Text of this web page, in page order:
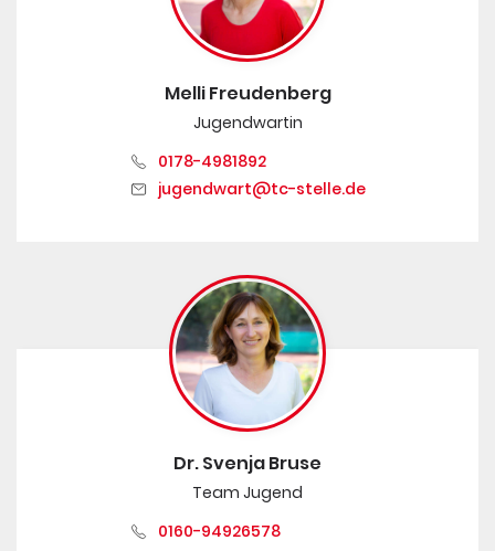
Melli Freudenberg
Jugendwartin
0178-4981892
jugendwart@tc-stelle.de
Dr. Svenja Bruse
Team Jugend
0160-94926578